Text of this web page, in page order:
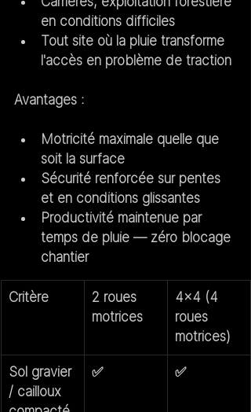
en conditions difficiles
Tout site où la pluie transforme
l'accès en problème de traction
Avantages :
Motricité maximale quelle que
soit la surface
Sécurité renforcée sur pentes
et en conditions glissantes
Productivité maintenue par
temps de pluie — zéro blocage
chantier
Critère
2 roues
motrices
4x4 (4
roues
motrices)
Sol gravier
/ cailloux
✅ ✅